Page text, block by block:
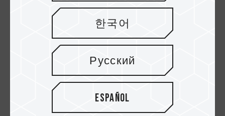
y escritura
Con una velocidad de lectura y escritura de
hasta 100 MB y 20 MB (128 GB), las tarjetas de
memoria microSDXC/SDHC de TEAMGROUP
permiten grabar y capturar fotos y videos en
Full HD sin preocupaciones.
한국어
Русский
Español